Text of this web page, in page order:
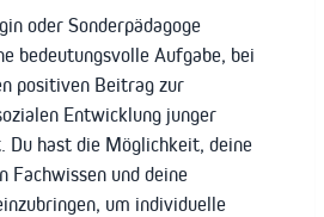
oder Sonderpädagoge
bedeutungsvolle Aufgabe, bei
positiven Beitrag zur
Entwicklung junger
Du hast die Möglichkeit, deine
Fachwissen und deine
um individuelle